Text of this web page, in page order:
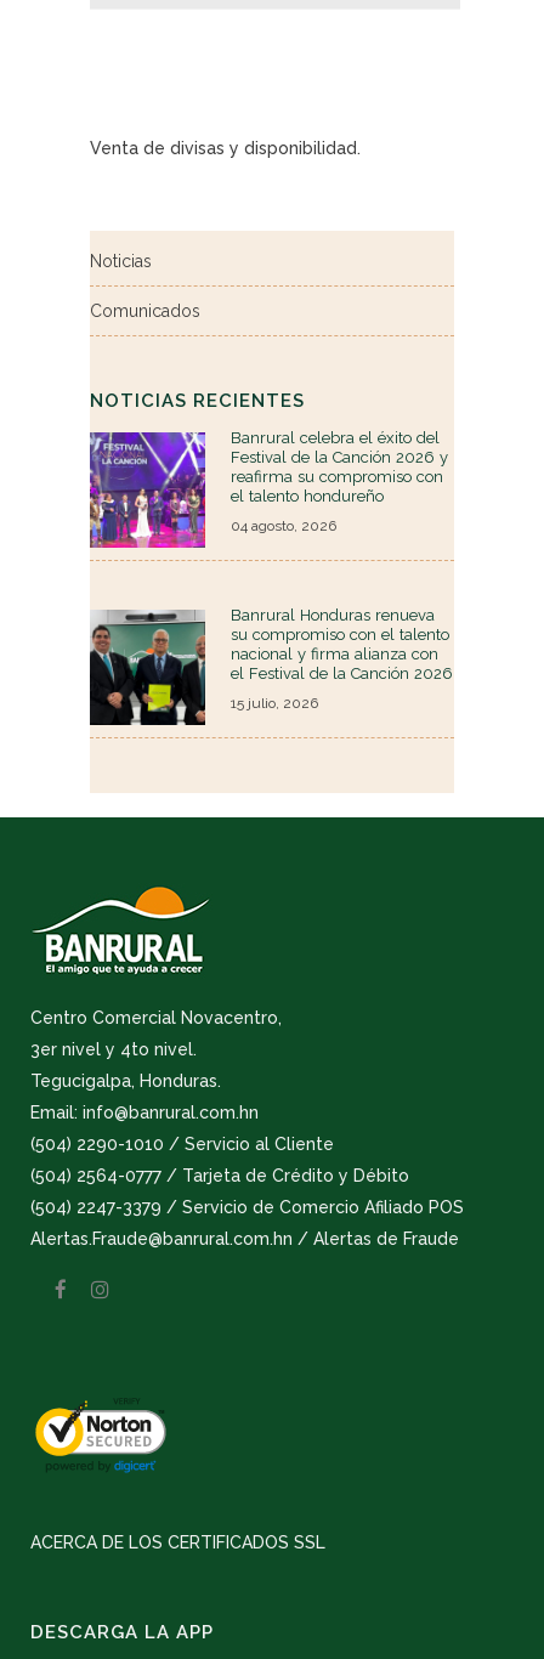
Venta de divisas y disponibilidad.
Noticias
Comunicados
NOTICIAS RECIENTES
Banrural celebra el éxito del
Festival de la Canción 2026 y
reafirma su compromiso con
el talento hondureño
04 agosto, 2026
Banrural Honduras renueva
su compromiso con el talento
nacional y firma alianza con
el Festival de la Canción 2026
15 julio, 2026
Centro Comercial Novacentro,
3er nivel y 4to nivel.
Tegucigalpa, Honduras.
Email: info@banrural.com.hn
(504) 2290-1010 / Servicio al Cliente
(504) 2564-0777 / Tarjeta de Crédito y Débito
(504) 2247-3379 / Servicio de Comercio Afiliado POS
Alertas.Fraude@banrural.com.hn / Alertas de Fraude
ACERCA DE LOS CERTIFICADOS SSL
DESCARGA LA APP